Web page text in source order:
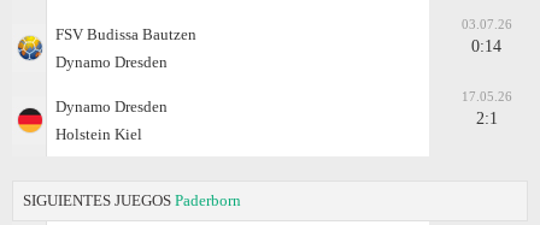
FSV Budissa Bautzen
Dynamo Dresden
03.07.26
0:14
Dynamo Dresden
Holstein Kiel
17.05.26
2:1
SIGUIENTES JUEGOS Paderborn